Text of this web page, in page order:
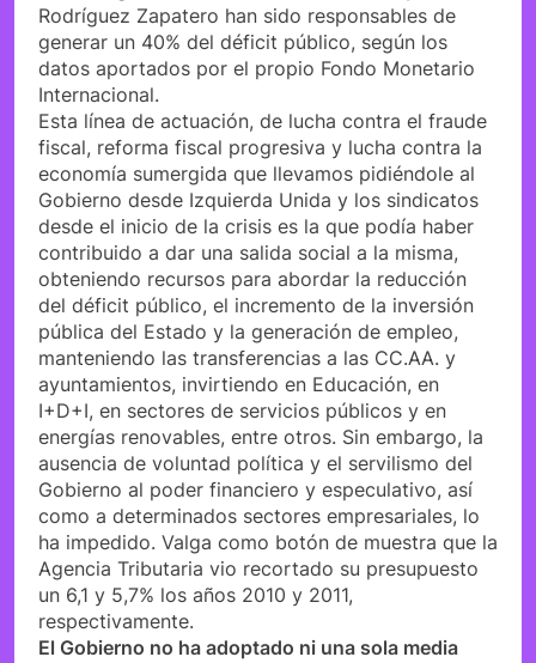
Rodríguez Zapatero han sido responsables de
generar un 40% del déficit público, según los
datos aportados por el propio Fondo Monetario
Internacional.
Esta línea de actuación, de lucha contra el fraude
fiscal, reforma fiscal progresiva y lucha contra la
economía sumergida que llevamos pidiéndole al
Gobierno desde Izquierda Unida y los sindicatos
desde el inicio de la crisis es la que podía haber
contribuido a dar una salida social a la misma,
obteniendo recursos para abordar la reducción
del déficit público, el incremento de la inversión
pública del Estado y la generación de empleo,
manteniendo las transferencias a las CC.AA. y
ayuntamientos, invirtiendo en Educación, en
I+D+I, en sectores de servicios públicos y en
energías renovables, entre otros. Sin embargo, la
ausencia de voluntad política y el servilismo del
Gobierno al poder financiero y especulativo, así
como a determinados sectores empresariales, lo
ha impedido. Valga como botón de muestra que la
Agencia Tributaria vio recortado su presupuesto
un 6,1 y 5,7% los años 2010 y 2011,
respectivamente.
El Gobierno no ha adoptado ni una sola media